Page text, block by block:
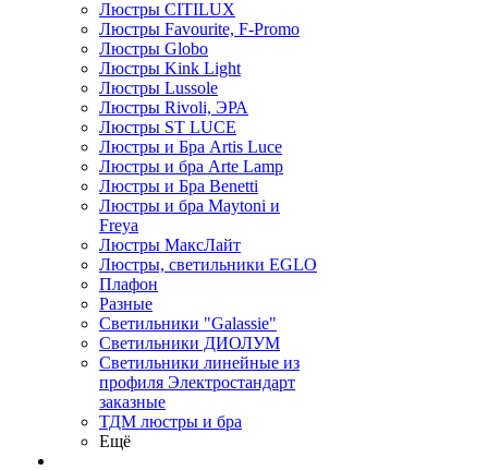
Люстры CITILUX
Люстры Favourite, F-Promo
Люстры Globo
Люстры Kink Light
Люстры Lussole
Люстры Rivoli, ЭРА
Люстры ST LUCE
Люстры и Бра Artis Luce
Люстры и бра Arte Lamp
Люстры и Бра Benetti
Люстры и бра Maytoni и
Freya
Люстры МаксЛайт
Люстры, светильники EGLO
Плафон
Разные
Светильники "Galassie"
Светильники ДИОЛУМ
Светильники линейные из
профиля Электростандарт
заказные
ТДМ люстры и бра
Ещё